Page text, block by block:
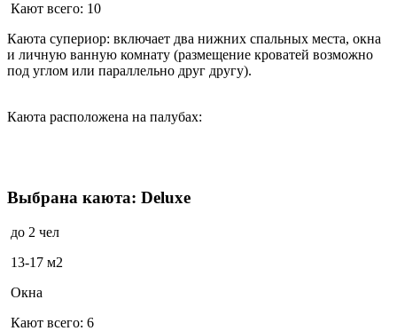
Кают всего: 10
Каюта супериор: включает два нижних спальных места, окна
и личную ванную комнату (размещение кроватей возможно
под углом или параллельно друг другу).
Каюта расположена на палубах:
Выбрана каюта: Deluxe
до 2 чел
13-17 м2
Окна
Кают всего: 6